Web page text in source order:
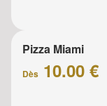
Pizza Miami
Dès 10.00 €